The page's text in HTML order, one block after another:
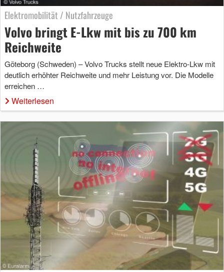
Elektromobilität / Nutzfahrzeuge
Volvo bringt E-Lkw mit bis zu 700 km
Reichweite
Göteborg (Schweden) – Volvo Trucks stellt neue Elektro-Lkw mit
deutlich erhöhter Reichweite und mehr Leistung vor. Die Modelle
erreichen …
Weiterlesen